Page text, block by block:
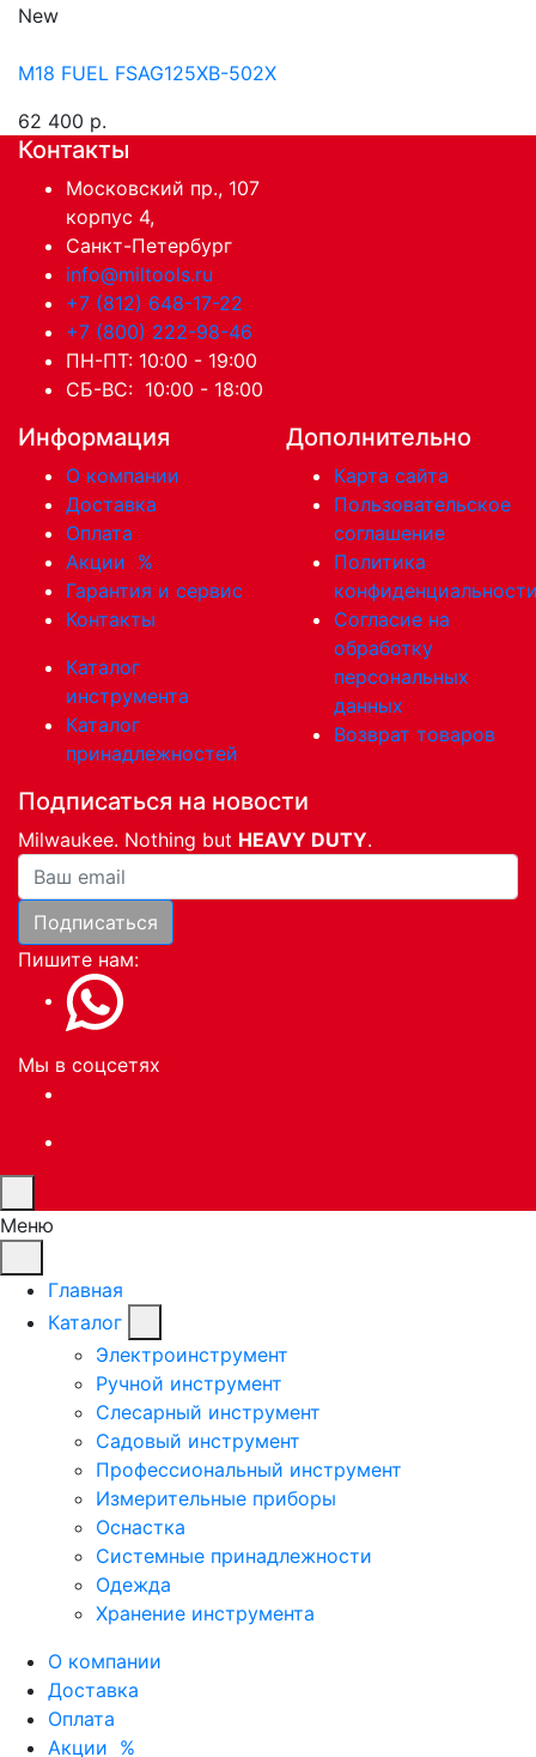
New
M18 FUEL FSAG125XB-502X
62 400 р.
Контакты
Московский пр., 107
корпус 4,
Санкт-Петербург
info@miltools.ru
+7 (812) 648-17-22
+7 (800) 222-98-46
ПН-ПТ: 10:00 - 19:00
СБ-ВС: 10:00 - 18:00
Информация
О компании
Доставка
Оплата
Акции %
Гарантия и сервис
Контакты
Каталог
инструмента
Каталог
принадлежностей
Дополнительно
Карта сайта
Пользовательское
соглашение
Политика
Согласие на
обработку
персональных
данных
Возврат товаров
Подписаться на новости
Milwaukee. Nothing but HEAVY DUTY.
Ваша почта
Подписаться
Пишите нам:
Мы в соцсетях
Меню
Главная
Каталог
Электроинструмент
Ручной инструмент
Слесарный инструмент
Садовый инструмент
Профессиональный инструмент
Измерительные приборы
Оснастка
Системные принадлежности
Одежда
Хранение инструмента
О компании
Доставка
Оплата
Акции %